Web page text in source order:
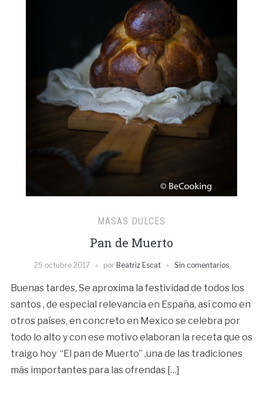
MASAS DULCES
Pan de Muerto
29 octubre 2017 por Beatriz Escat Sin comentarios
Buenas tardes, Se aproxima la festividad de todos los
santos , de especial relevancia en España, así como en
otros países, en concreto en Mexico se celebra por
todo lo alto y con ese motivo elaboran la receta que os
traigo hoy “El pan de Muerto” ,una de las tradiciones
más importantes para las ofrendas […]